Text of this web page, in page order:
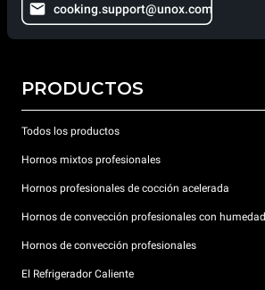
cooking.support@unox.com
PRODUCTOS
Todos los productos
Hornos mixtos profesionales
Hornos profesionales de cocción acelerada
Hornos de convección profesionales con humedad
Hornos de convección profesionales
El Refrigerador Caliente